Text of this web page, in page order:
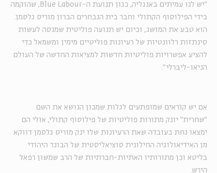
"יש לנו עמיתים באנגליה, כגון תנועת ה-Blue Labour , שהוקמה
בידי הפילוסוף הקתולי וחבר בית הנבחרים הברון מוריס גלסמן.
הוא טבע את המושג, וכיום יש תנועה פוליטית שמנסה לעשות
סינתזות רלוונטיות של רעיונות פוליטיים מימין ומשמאל כדי
להציע אפשרויות פוליטיות חדשות למציאות החדשה של העולם
הניאו-ליברלי".
אם יש קוראים שמופתעים לגלות שמכון הנושא את השם
"שחרית" יונק מתורות פוליטיות של פילוסוף קתולי, אולי הם
ימצאו נחת בעובדה שאת הרעיונות שלו ינק מוריס גלסמן דווקא
מן האידיאולוגיה החילונית סוציאליסטית של הבונד היהודי
בליטא וכן מתורותיו האתיות-חברתיות של הרב שמשון רפאל
הירש.